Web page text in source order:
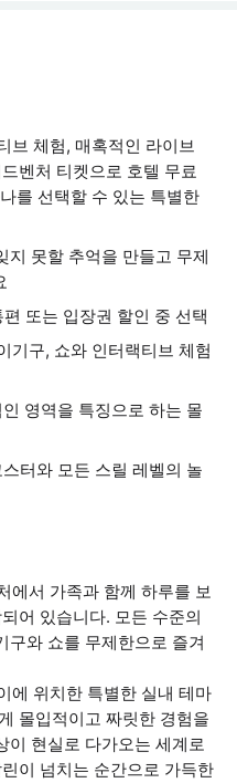
브 체험, 매혹적인 라이브
벤처 티켓으로 호텔 무료
를 선택할 수 있는 특별한
지 못할 추억을 만들고 무제
또는 입장권 할인 중 선택
기구, 쇼와 인터랙티브 체험
영역을 특징으로 하는 몰
터와 모든 스릴 레벨의 놀
에서 가족과 함께 하루를 보
어 있습니다. 모든 수준의
구와 쇼를 무제한으로 즐겨
에 위치한 특별한 실내 테마
몰입적이고 짜릿한 경험을
이 현실로 다가오는 세계로
이 넘치는 순간으로 가득한